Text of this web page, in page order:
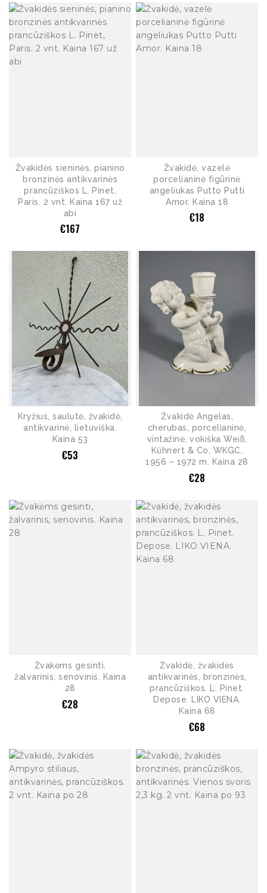
Žvakidės sieninės, pianino
bronzinės antikvarinės
prancūziškos L. Pinet,
Paris. 2 vnt. Kaina 167 už
abi
€167
Žvakidė, vazelė
porcelianinė figūrinė
angeliukas Putto Putti
Amor. Kaina 18
€18
Kryžius, saulutė, žvakidė,
antikvarinė, lietuviška.
Kaina 53
€53
Žvakidė Angelas,
cherubas, porcelianinė,
vintažinė, vokiška Weiß,
Kühnert & Co, WKGC,
1956 – 1972 m. Kaina 28
€28
Žvakėms gesinti,
žalvarinis, senovinis. Kaina
28
€28
Žvakidė, žvakidės
antikvarinės, bronzinės,
prancūziškos. L. Pinet.
Depose. LIKO VIENA.
Kaina 68
€68